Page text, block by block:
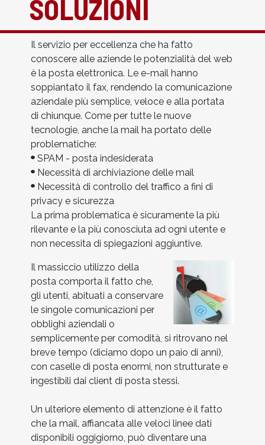
SOLUZIONI
Il servizio per eccellenza che ha fatto
conoscere alle aziende le potenzialità del web
è la posta elettronica. Le e-mail hanno
soppiantato il fax, rendendo la comunicazione
aziendale più semplice, veloce e alla portata
di chiunque. Come per tutte le nuove
tecnologie, anche la mail ha portato delle
problematiche:
SPAM - posta indesiderata
Necessità di archiviazione delle mail
Necessità di controllo del traffico a fini di
privacy e sicurezza
La prima problematica è sicuramente la più
rilevante e la più conosciuta ad ogni utente e
non necessita di spiegazioni aggiuntive.
Il massiccio utilizzo della
posta comporta il fatto che,
gli utenti, abituati a conservare
le singole comunicazioni per
obblighi aziendali o
semplicemente per comodità, si ritrovano nel
breve tempo (diciamo dopo un paio di anni),
con caselle di posta enormi, non strutturate e
ingestibili dai client di posta stessi.
Un ulteriore elemento di attenzione è il fatto
che la mail, affiancata alle veloci linee dati
disponibili oggigiorno, può diventare una